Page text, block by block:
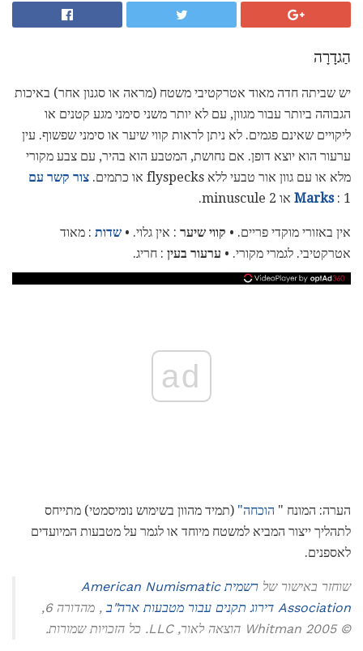
הַגדָרָה
יש שביתה חדה מאוד אטרקטיבי משטח (מראה או סגנון אחר) באיכות
הגבוהה ביותר עבור מגוון, עם לא יותר משני סימני מגע קטנים או
ליקויים שאינם פגמים. לא ניתן לראות קווי שיער או סימני שפשוף. עין
ערעור הוא יוצא דופן. אם נחושת, המטבע הוא בהיר, עם צבע מקורי
מלא או עם גוון אור טבעי ללא flyspecks או כתמים.
צור קשר עם
Marks: 1 או 2 minuscule.
אין באזורי מוקדי פריים. • קווי שיער : אין גלוי. • שדות : מאוד
אטרקטיבי. לגמרי מקורי. • ערעור בעין : חריג.
ad
הערה: המונח " הוכחה" (תמיד מהוון בשימוש נומיסמטי) מתייחס
לתהליך ייצור המביא למשטח מיוחד או לגמר על מטבעות המיועדים
לאספנים.
שוחזר באישור של
רשמית American Numismatic
Association דירוג תקנים עבור מטבעות ארה"ב
, מהדורה 6,
© 2005 Whitman הוצאה לאור, LLC. כל הזכויות שמורות.